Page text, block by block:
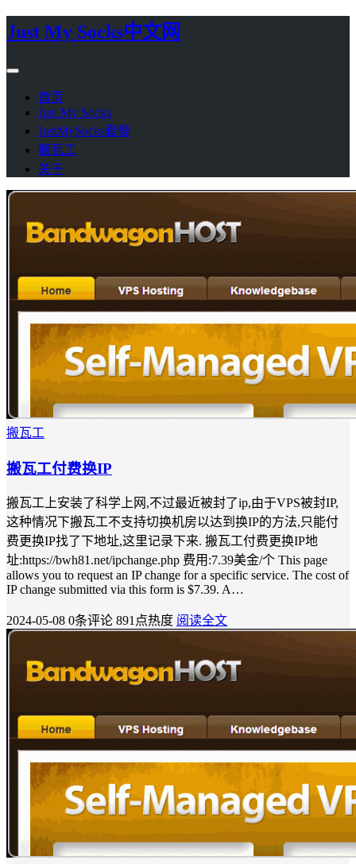
Just My Socks中文网
首页
Just My Socks
JustMySocks套餐
搬瓦工
关于
搬瓦工
搬瓦工付费换IP
搬瓦工上安装了科学上网,不过最近被封了ip,由于VPS被封IP,
这种情况下搬瓦工不支持切换机房以达到换IP的方法,只能付
费更换IP找了下地址,这里记录下来. 搬瓦工付费更换IP地
址:https://bwh81.net/ipchange.php 费用:7.39美金/个 This page
allows you to request an IP change for a specific service. The cost of
IP change submitted via this form is $7.39. A…
2024-05-08 0条评论 891点热度 阅读全文